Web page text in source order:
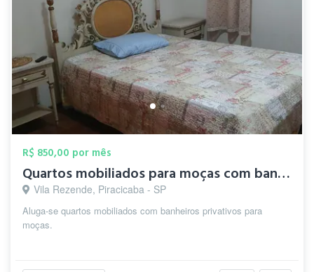
R$ 850,00 por mês
Quartos mobiliados para moças com banhei...
Vila Rezende, Piracicaba - SP
Aluga-se quartos mobiliados com banheiros privativos para
moças.